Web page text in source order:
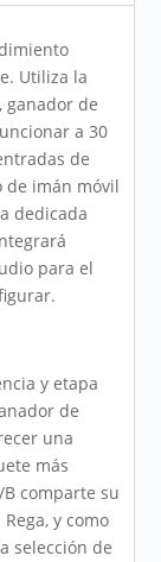
Utiliza la
ganador de
a 30
de
de imán móvil
dedicada
para el
y etapa
de
una
más
comparte su
y como
selección de